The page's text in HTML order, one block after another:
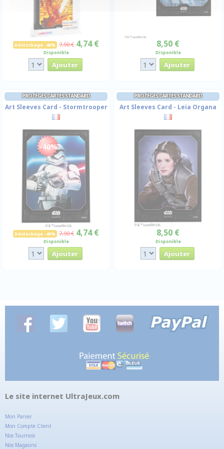
Déstockage -40% 7,90 € 4,74 €
Disponible
8,50 €
Disponible
PROTÈGES CARTES STANDARD
Art Sleeves Card - Stormtrooper
-40%
Déstockage -40% 7,90 € 4,74 €
Disponible
PROTÈGES CARTES STANDARD
Art Sleeves Card - Leia Organa
8,50 €
Disponible
Le site internet UltraJeux.com
Mon Panier
Mon Compte Client
Nos Tournois
Nos Magasins